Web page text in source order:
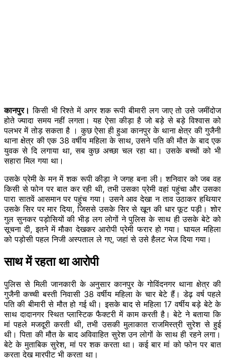
कानपुर। किसी भी रिश्ते में अगर शक रूपी बीमारी लग जाए तो उसे जमींदोज
होते ज्यादा समय नहीं लगता। यह ऐसा कीड़ा है जो बड़े से बड़े विश्वास को
पलभर में तोड़ सकता है । कुछ ऐसा ही हुआ कानपुर के थाना क्षेत्र की गुजैनी
थाना क्षेत्र की एक 38 वर्षीय महिला के साथ, उसने पति की मौत के बाद एक
युवक से दि लगाया था, सब कुछ अच्छा चल रहा था। उसके बच्चों को भी
सहारा मिल गया था।
उसके प्रेमी के मन में शक रूपी कीड़ा ने जगह बना ली। शनिवार को जब वह
किसी से फोन पर बात कर रही थी, तभी उसका प्रेमी वहां पहुंचा और उसका
पारा सातवें आसमान पर पहुंच गया। उसने आव देखा न ताव उठाकर हथियार
उसके सिर पर मार दिया, जिससे उसके सिर से खून की धार फूट पड़ी। शोर
गुल सुनकर पड़ोसियों की भीड़ लग लोगों ने पुलिस के साथ ही उसके बेटे को
सूचना दी, इतने में मौका देखकर आरोपी प्रेमी फरार हो गया। घायल महिला
को पड़ोसी पहल निजी अस्पताल ले गए, जहां से उसे हैलट भेज दिया गया।
साथ में रहता था आरोपी
पुलिस से मिली जानकारी के अनुसार कानपुर के गोविंदनगर थाना क्षेत्र की
गुजैनी कच्ची बस्ती निवासी 38 वर्षीय महिला के चार बेटे हैं। डेढ़ वर्ष पहले
पति की बीमारी से मौत हो गई थी। इसके बाद से महिला 17 वर्षीय बड़े बेटे के
साथ दादानगर स्थित प्लास्टिक फैक्टरी में काम करती है। बेटे ने बताया कि
मां पहले मजदूरी करती थी, तभी उसकी मुलाकात राजमिस्त्री सुरेश से हुई
थी। पिता की मौत के बाद अविवाहित सुरेश उन लोगों के साथ ही रहने लगा।
बेटे के मुताबिक सुरेश, मां पर शक करता था। कई बार मां को फोन पर बात
करता देख मारपीट भी करता था।